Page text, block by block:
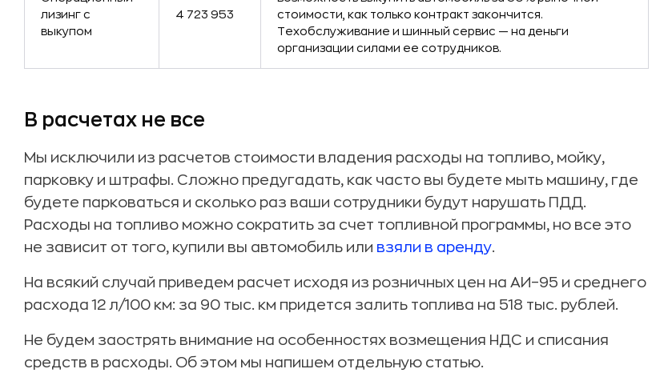
лизинг с
выкупом
4 723 953
стоимости, как только контракт закончится.
Техобслуживание и шинный сервис — на деньги
организации силами ее сотрудников.
В расчетах не все
Мы исключили из расчетов стоимости владения расходы на топливо, мойку,
парковку и штрафы. Сложно предугадать, как часто вы будете мыть машину, где
будете парковаться и сколько раз ваши сотрудники будут нарушать ПДД.
Расходы на топливо можно сократить за счет топливной программы, но все это
не зависит от того, купили вы автомобиль или взяли в аренду.
На всякий случай приведем расчет исходя из розничных цен на АИ–95 и среднего
расхода 12 л/100 км: за 90 тыс. км придется залить топлива на 518 тыс. рублей.
Не будем заострять внимание на особенностях возмещения НДС и списания
средств в расходы. Об этом мы напишем отдельную статью.